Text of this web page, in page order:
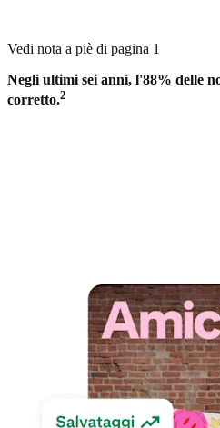
Vedi nota a piè di pagina 1
Negli ultimi sei anni, l'88% delle
corretto.2